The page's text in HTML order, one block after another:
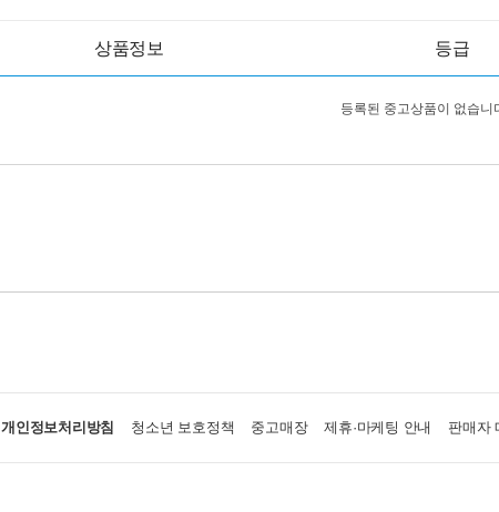
상품정보 등급
등록된 중고상품이 없습니
개인정보처리방침 청소년 보호정책 중고매장 제휴·마케팅 안내 판매자